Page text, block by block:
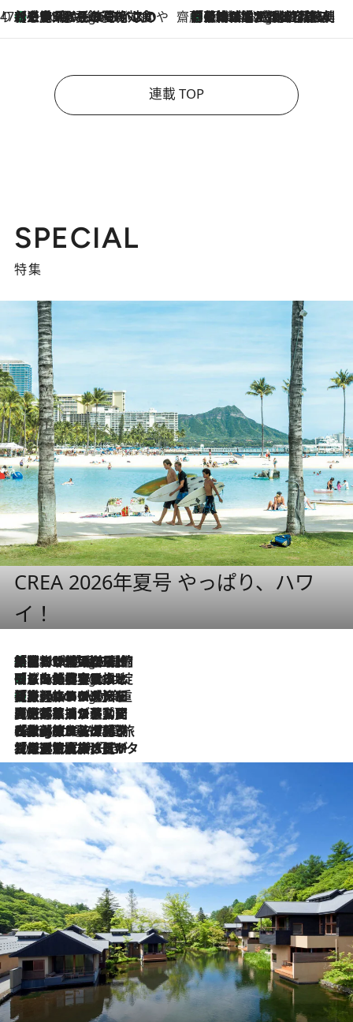
47都道府県の手みやげ ひんやりスイーツで夏を満喫
8 Hours Ago
【三重県】この夏絶対食べたい 冷やしておいしいおやつ3選 お餅×アイスの新感覚スイーツ 齋藤 薫 美容脳ルネサンス
8 Hours Ago
「荷物が増えるほど旅ストレスは増す」美容ジャーナリストがたどり着いた最終結論。“化粧品を劇的に減らす”感動の凝縮美容とは
連載 TOP
SPECIAL
特集
CREA 2026年夏号 やっぱり、ハワ
イ！
8 Hours Ago
「荷物が増えるほど旅ストレスは増す」美容ジャーナリストがたどり着いた最終結論。“化粧品を劇的に減らす”感動の凝縮美容とは
8 Hours Ago
「旅先には金髪ウィッグを持参」日本と同じメイクでは損してる!? 美容ジャーナリストが提案する“掟破りの旅美容”とは
8 Hours Ago
【厳選旅コスメ】「身軽さ＆UV対策重視！」ヘアアーティストshucoが選んだ夏旅ベストコスメを発表【Mサイズジップ】
2026.8.5
【厳選旅コスメ】国内をあちこち移動する河井菜摘が選んだ夏旅ベストコスメ発表！「リラックスアイテムはマスト」【Mサイズジップ】
2026.8.4
【厳選旅コスメ】「紫外線＆乾燥対策しながらメイク感も！」ヘア＆メイクGeorgeが選んだ夏旅ベストコスメを発表！【Mサイズジップ】
2026.8.3
【厳選旅コスメ】「保湿もタイパ重視！」“サウナ好き”タレント清水みさとが愛用する夏旅ベストコスメを発表！【Mサイズジップ】